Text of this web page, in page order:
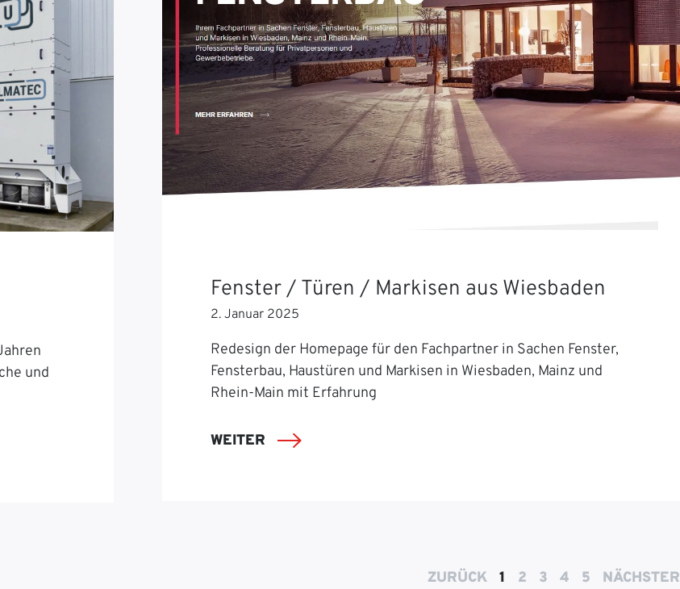
und
Fenster / Türen / Markisen aus Wiesbaden
2. Januar 2025
Redesign der Homepage für den Fachpartner in Sachen Fenster,
Fensterbau, Haustüren und Markisen in Wiesbaden, Mainz und
Rhein-Main mit Erfahrung
WEITER
ZURÜCK 1 2 3 4 5 NÄCHSTER